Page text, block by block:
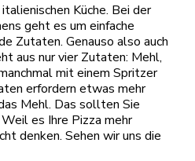
Küche. Bei der
geht es um einfache
Zutaten. Genauso also auch
aus nur vier Zutaten: Mehl,
mit einem Spritzer
erfordern etwas mehr
Mehl. Das sollten Sie
es Ihre Pizza mehr
denken. Sehen wir uns die